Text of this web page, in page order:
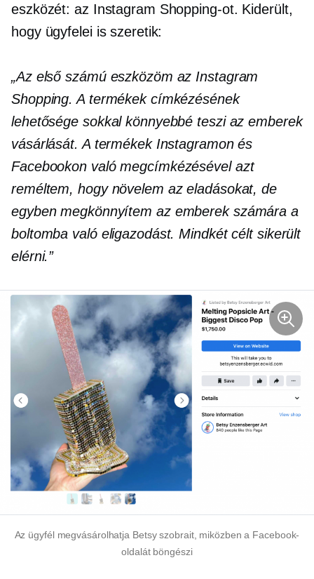
eszközét: az Instagram Shopping-ot. Kiderült,
hogy ügyfelei is szeretik:
„Az első számú eszközöm az Instagram
Shopping. A termékek címkézésének
lehetősége sokkal könnyebbé teszi az emberek
vásárlását. A termékek Instagramon és
Facebookon való megcímkézésével azt
reméltem, hogy növelem az eladásokat, de
egyben megkönnyítem az emberek számára a
boltomba való eligazodást. Mindkét célt sikerült
elérni.”
Az ügyfél megvásárolhatja Betsy szobrait, miközben a Facebook-
oldalát böngészi